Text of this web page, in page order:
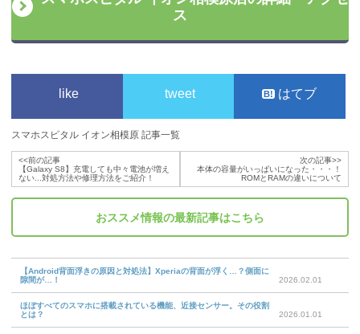
ス
like tweet はてブ
スマホスピタル イオン相模原 記事一覧
<<前の記事
【Galaxy S8】充電しても中々電池が増え
ない...対処方法や修理方法をご紹介！
次の記事>>
本体の容量がいっぱいになった・・・！
ROMとRAMの違いについて
おススメ情報の最新記事はこちら
【Android背面浮きの原因と対処法】Xperiaの背面が浮く…？側面に
隙間が…！
2026.02.01
ほぼすべてのスマホに搭載されている機能、近接センサー。その役割
とは？
2026.01.01